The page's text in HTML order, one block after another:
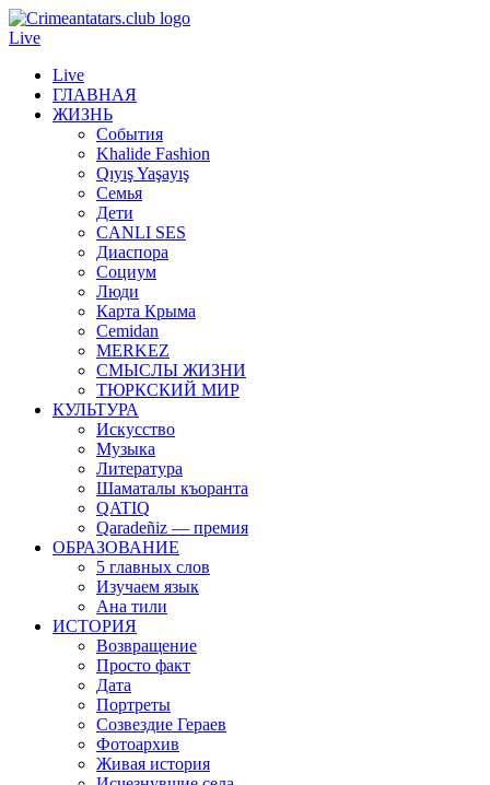
Live
Live
ГЛАВНАЯ
ЖИЗНЬ
События
Khalide Fashion
Qıyış Yaşayış
Семья
Дети
CANLI SES
Диаспора
Социум
Люди
Карта Крыма
Cemidan
МERKEZ
СМЫСЛЫ ЖИЗНИ
ТЮРКСКИЙ МИР
КУЛЬТУРА
Искусство
Музыка
Литература
Шаматалы къоранта
QATIQ
Qaradeñiz — премия
ОБРАЗОВАНИЕ
5 главных слов
Изучаем язык
Ана тили
ИСТОРИЯ
Возвращение
Просто факт
Дата
Портреты
Созвездие Гераев
Фотоархив
Живая история